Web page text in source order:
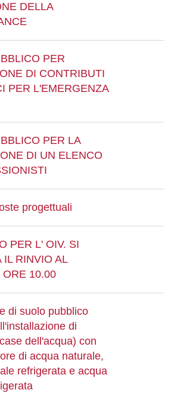
DELLA
PER
DI CONTRIBUTI
PER L'EMERGENZA
PER LA
DI UN ELENCO
progettuali
PER L' OIV. SI
IL RINVIO AL
ORE 10.00
di suolo pubblico
di
dell'acqua) con
di acqua naturale,
refrigerata e acqua